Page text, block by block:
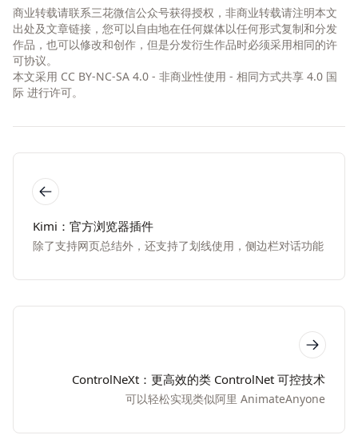
商业转载请联系三花微信公众号获得授权，非商业转载请注明本文
出处及文章链接，您可以自由地在任何媒体以任何形式复制和分发
作品，也可以修改和创作，但是分发衍生作品时必须采用相同的许
可协议。
本文采用 CC BY-NC-SA 4.0 - 非商业性使用 - 相同方式共享 4.0 国
际 进行许可。
Kimi：官方浏览器插件
除了支持网页总结外，还支持了划线使用，侧边栏对话功能
ControlNeXt：更高效的类 ControlNet 可控技术
可以轻松实现类似阿里 AnimateAnyone